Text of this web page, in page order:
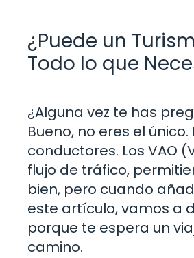
¿Puede un
Todo lo que
¿Alguna vez te has
Bueno, no eres el
conductores. Los VAO
flujo de tráfico,
bien, pero cuando
este artículo, vamos a
porque te espera un
camino.